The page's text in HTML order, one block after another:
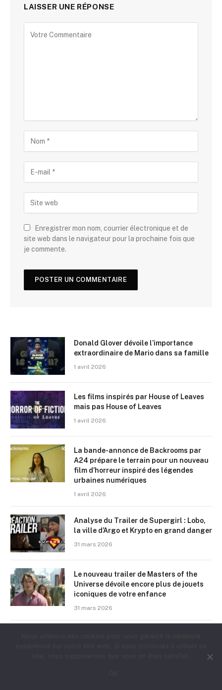
LAISSER UNE RÉPONSE
Enregistrer mon nom, courrier électronique et de
site web dans le navigateur pour la prochaine fois que
je commente.
Donald Glover dévoile l’importance
extraordinaire de Mario dans sa famille
1 avril 2026
Les films inspirés par House of Leaves
mais pas House of Leaves
1 avril 2026
La bande-annonce de Backrooms par
A24 prépare le terrain pour un nouveau
film d’horreur inspiré des légendes
urbaines numériques
1 avril 2026
Analyse du Trailer de Supergirl : Lobo,
la ville d’Argo et Krypto en grand danger
31 mars 2026
Le nouveau trailer de Masters of the
Universe dévoile encore plus de jouets
iconiques de votre enfance
31 mars 2026